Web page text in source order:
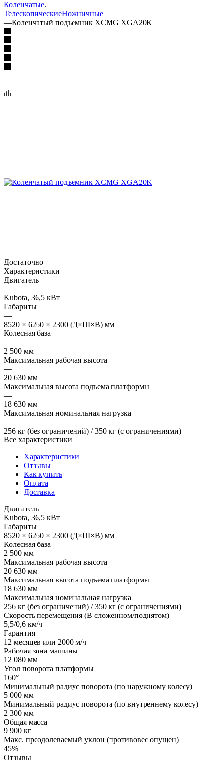
Коленчатые
ТелескопическиеНожничные
—Коленчатый подъемник XCMG XGA20K
Достаточно
Характеристики
Двигатель
—
Kubota, 36,5 кВт
Габариты
—
8520 × 6260 × 2300 (Д×Ш×В) мм
Колесная база
—
2 500 мм
Максимальная рабочая высота
—
20 630 мм
Максимальная высота подъема платформы
—
18 630 мм
Максимальная номинальная нагрузка
—
256 кг (без ограничений) / 350 кг (с ограничениями)
Все характеристики
Характеристики
Отзывы
Как купить
Оплата
Доставка
Двигатель
Kubota, 36,5 кВт
Габариты
8520 × 6260 × 2300 (Д×Ш×В) мм
Колесная база
2 500 мм
Максимальная рабочая высота
20 630 мм
Максимальная высота подъема платформы
18 630 мм
Максимальная номинальная нагрузка
256 кг (без ограничений) / 350 кг (с ограничениями)
Скорость перемещения (В сложенном/поднятом)
5,5/0,6 км/ч
Гарантия
12 месяцев или 2000 м/ч
Рабочая зона машины
12 080 мм
Угол поворота платформы
160°
Минимальный радиус поворота (по наружному колесу)
5 000 мм
Минимальный радиус поворота (по внутреннему колесу)
2 300 мм
Общая масса
9 900 кг
Макс. преодолеваемый уклон (противовес опущен)
45%
Отзывы